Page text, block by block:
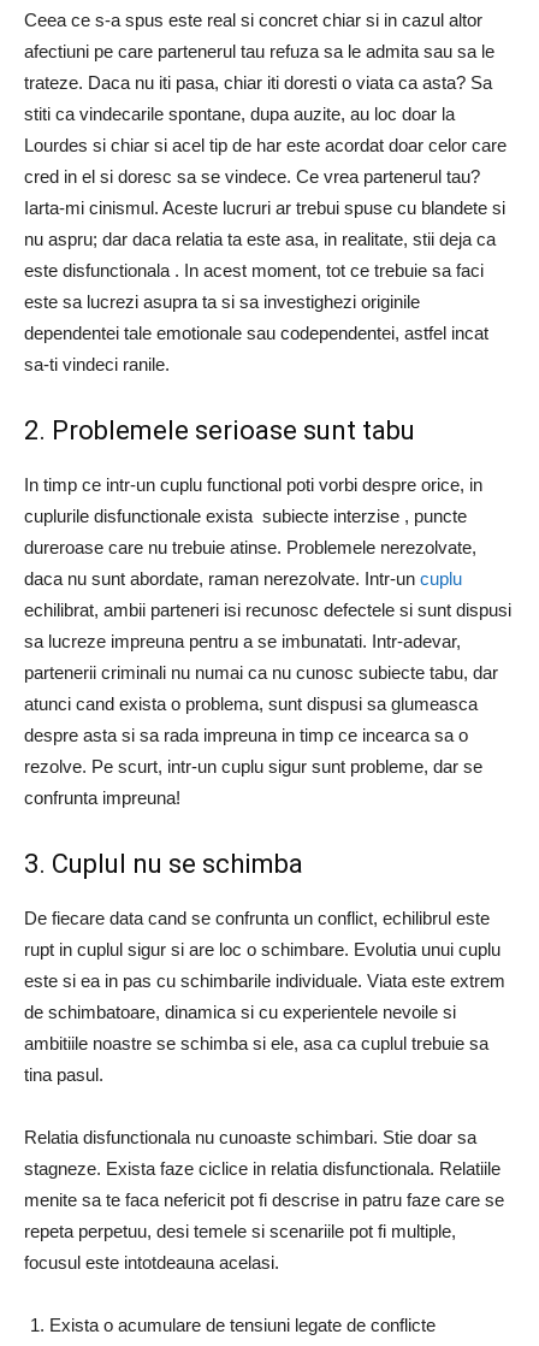
Ceea ce s-a spus este real si concret chiar si in cazul altor
afectiuni pe care partenerul tau refuza sa le admita sau sa le
trateze. Daca nu iti pasa, chiar iti doresti o viata ca asta? Sa
stiti ca vindecarile spontane, dupa auzite, au loc doar la
Lourdes si chiar si acel tip de har este acordat doar celor care
cred in el si doresc sa se vindece. Ce vrea partenerul tau?
Iarta-mi cinismul. Aceste lucruri ar trebui spuse cu blandete si
nu aspru; dar daca relatia ta este asa, in realitate, stii deja ca
este disfunctionala . In acest moment, tot ce trebuie sa faci
este sa lucrezi asupra ta si sa investighezi originile
dependentei tale emotionale sau codependentei, astfel incat
sa-ti vindeci ranile.
2. Problemele serioase sunt tabu
In timp ce intr-un cuplu functional poti vorbi despre orice, in
cuplurile disfunctionale exista subiecte interzise , ​​puncte
dureroase care nu trebuie atinse. Problemele nerezolvate,
daca nu sunt abordate, raman nerezolvate. Intr-un cuplu
echilibrat, ambii parteneri isi recunosc defectele si sunt dispusi
sa lucreze impreuna pentru a se imbunatati. Intr-adevar,
partenerii criminali nu numai ca nu cunosc subiecte tabu, dar
atunci cand exista o problema, sunt dispusi sa glumeasca
despre asta si sa rada impreuna in timp ce incearca sa o
rezolve. Pe scurt, intr-un cuplu sigur sunt probleme, dar se
confrunta impreuna!
3. Cuplul nu se schimba
De fiecare data cand se confrunta un conflict, echilibrul este
rupt in cuplul sigur si are loc o schimbare. Evolutia unui cuplu
este si ea in pas cu schimbarile individuale. Viata este extrem
de schimbatoare, dinamica si cu experientele nevoile si
ambitiile noastre se schimba si ele, asa ca cuplul trebuie sa
tina pasul.
Relatia disfunctionala nu cunoaste schimbari. Stie doar sa
stagneze. Exista faze ciclice in relatia disfunctionala. Relatiile
menite sa te faca nefericit pot fi descrise in patru faze care se
repeta perpetuu, desi temele si scenariile pot fi multiple,
focusul este intotdeauna acelasi.
Exista o acumulare de tensiuni legate de conflicte